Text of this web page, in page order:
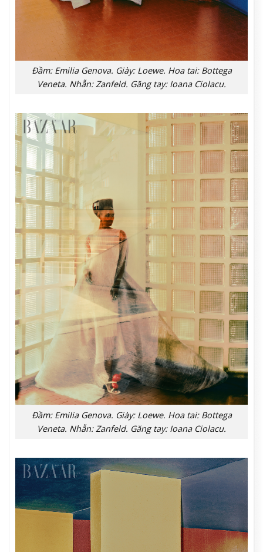
Đầm: Emilia Genova. Giày: Loewe. Hoa tai: Bottega
Veneta. Nhẫn: Zanfeld. Găng tay: Ioana Ciolacu.
Đầm: Emilia Genova. Giày: Loewe. Hoa tai: Bottega
Veneta. Nhẫn: Zanfeld. Găng tay: Ioana Ciolacu.